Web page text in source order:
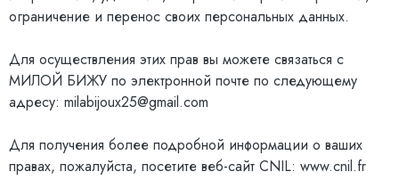
ограничение и перенос своих персональных данных.
Для осуществления этих прав вы можете связаться с
МИЛОЙ БИЖУ по электронной почте по следующему
адресу: milabijoux25@gmail.com
Для получения более подробной информации о ваших
правах, пожалуйста, посетите веб-сайт CNIL: www.cnil.fr